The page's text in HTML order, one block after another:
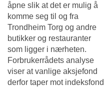
åpne slik at det er mulig å
komme seg til og fra
Trondheim Torg og andre
butikker og restauranter
som ligger i nærheten.
Forbrukerrådets analyse
viser at vanlige aksjefond
derfor taper mot indeksfond